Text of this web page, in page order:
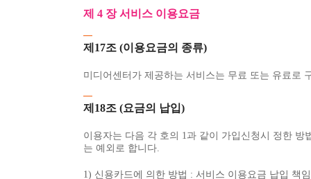
제 4 장 서비스 이용요금
제17조 (이용요금의 종류)
미디어센터가 제공하는 서비스는 무료 또는 유료로
제18조 (요금의 납입)
이용자는 다음 각 호의 1과 같이 가입신청시 정한
는 예외로 합니다.
1) 신용카드에 의한 방법 : 서비스 이용요금 납입 책